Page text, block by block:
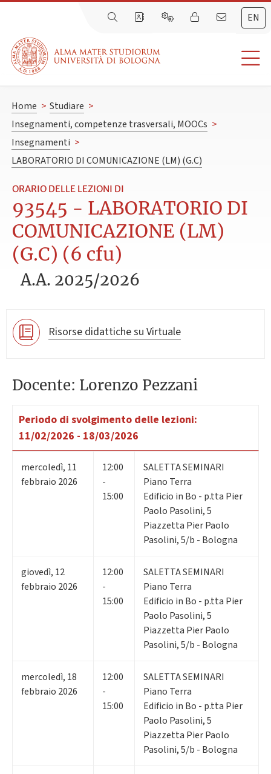
EN
Home > Studiare >
Insegnamenti, competenze trasversali, MOOCs >
Insegnamenti >
LABORATORIO DI COMUNICAZIONE (LM) (G.C)
ORARIO DELLE LEZIONI DI
93545 - LABORATORIO DI
COMUNICAZIONE (LM)
(G.C) (6 cfu)
A.A. 2025/2026
Risorse didattiche su Virtuale
Docente: Lorenzo Pezzani
Periodo di svolgimento delle lezioni:
11/02/2026 - 18/03/2026
mercoledì, 11
febbraio 2026
12:00
-
15:00
SALETTA SEMINARI
Piano Terra
Edificio in Bo - p.tta Pier
Paolo Pasolini, 5
Piazzetta Pier Paolo
Pasolini, 5/b - Bologna
giovedì, 12
febbraio 2026
12:00
-
15:00
SALETTA SEMINARI
Piano Terra
Edificio in Bo - p.tta Pier
Paolo Pasolini, 5
Piazzetta Pier Paolo
Pasolini, 5/b - Bologna
mercoledì, 18
febbraio 2026
12:00
-
15:00
SALETTA SEMINARI
Piano Terra
Edificio in Bo - p.tta Pier
Paolo Pasolini, 5
Piazzetta Pier Paolo
Pasolini, 5/b - Bologna